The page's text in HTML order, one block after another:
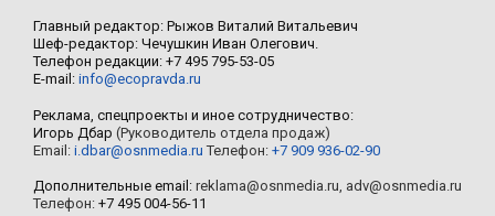
Главный редактор: Рыжов Виталий Витальевич
Шеф-редактор: Чечушкин Иван Олегович.
Телефон редакции: +7 495 795-53-05
E-mail: info@ecopravda.ru
Реклама, спецпроекты и иное сотрудничество:
Игорь Дбар (Руководитель отдела продаж)
Email: i.dbar@osnmedia.ru Телефон: +7 909 936-02-90
Дополнительные email: reklama@osnmedia.ru, adv@osnmedia.ru
Телефон: +7 495 004-56-11